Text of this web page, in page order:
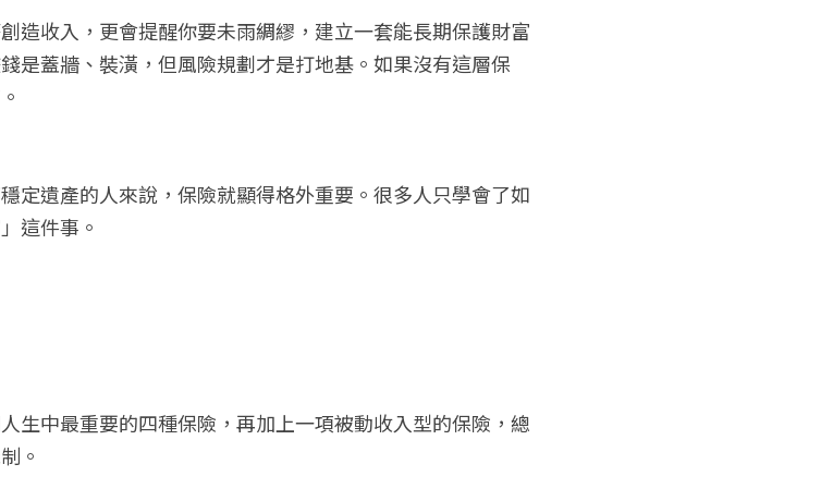
造收入，更會提醒你要未雨綢繆，建立一套能長期保護財富
是蓋牆、裝潢，但風險規劃才是打地基。如果沒有這層保
定遺產的人來說，保險就顯得格外重要。很多人只學會了如
這件事。
生中最重要的四種保險，再加上一項被動收入型的保險，總
。